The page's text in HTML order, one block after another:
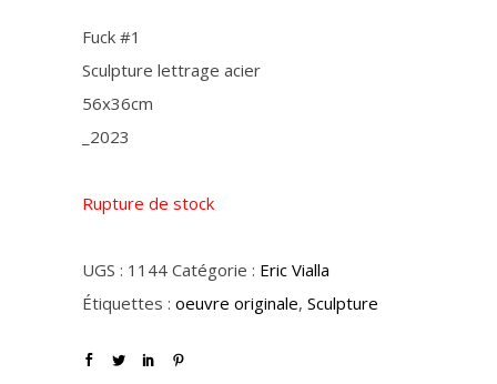
Fuck #1
Sculpture lettrage acier
56x36cm
_2023
Rupture de stock
UGS : 1144 Catégorie : Eric Vialla
Étiquettes : oeuvre originale, Sculpture